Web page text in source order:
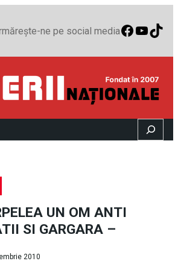
ne pe social media
Search
UN OM ANTI
SI GARGARA –
2010